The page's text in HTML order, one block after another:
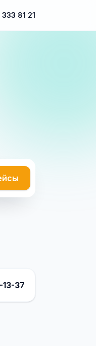
81 21
37